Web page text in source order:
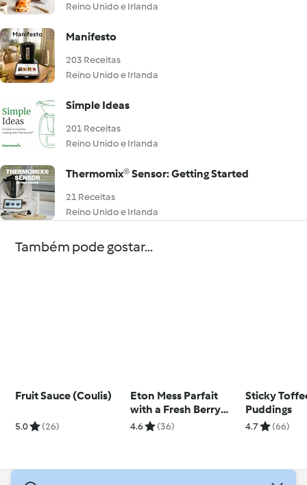
Reino Unido e Irlanda
Manifesto
203 Receitas
Reino Unido e Irlanda
Simple Ideas
201 Receitas
Reino Unido e Irlanda
Thermomix® Sensor: Getting Started
21 Receitas
Reino Unido e Irlanda
Também pode gostar...
Fruit Sauce (Coulis)
5.0 (26)
Eton Mess Parfait
with a Fresh Berry
Sauce
4.6 (36)
Sticky
Puddings
4.7 (66)